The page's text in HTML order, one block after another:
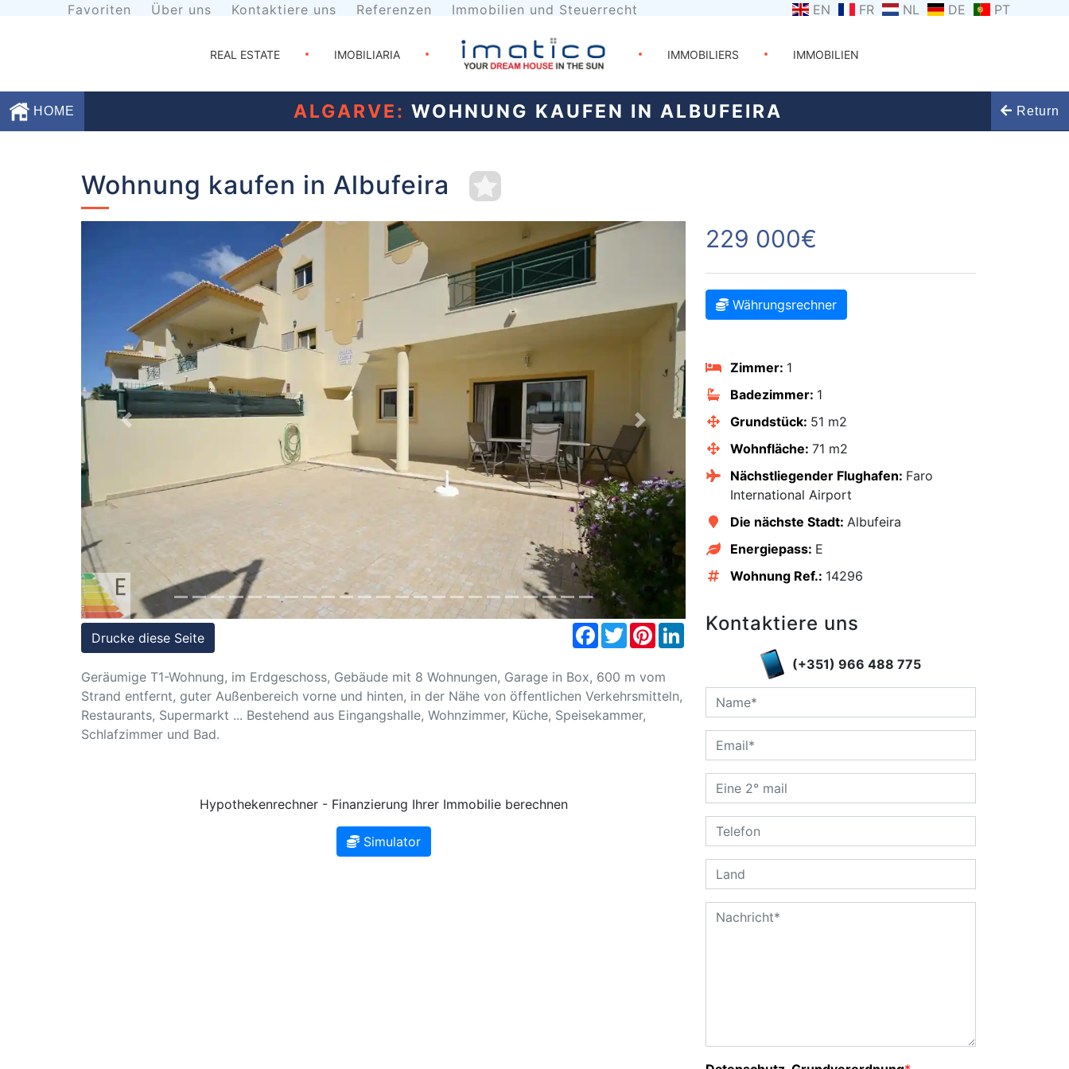
Favoriten Über uns Kontaktiere uns Referenzen Immobilien und Steuerrecht EN FR NL DE PT
REAL ESTATE IMOBILIARIA IMMOBILIERS IMMOBILIEN
HOME ALGARVE: WOHNUNG KAUFEN IN ALBUFEIRA Return
Geschäftsbedingungen
Immobilien
Steuerrecht
Wohnung kaufen in Albufeira
Previous Next
Drucke diese Seite
Facebook
TwitterPinterestLinkedIn
Geräumige T1-Wohnung, im Erdgeschoss, Gebäude mit 8 Wohnungen, Garage in Box, 600 m vom
Strand entfernt, guter Außenbereich vorne und hinten, in der Nähe von öffentlichen Verkehrsmitteln,
Restaurants, Supermarkt ... Bestehend aus Eingangshalle, Wohnzimmer, Küche, Speisekammer,
Schlafzimmer und Bad.
Hypothekenrechner - Finanzierung Ihrer Immobilie berechnen
Simulator
229 000€
Währungsrechner
Zimmer: 1
Badezimmer: 1
Grundstück: 51 m2
Wohnfläche: 71 m2
Nächstliegender Flughafen: Faro
International Airport
Die nächste Stadt: Albufeira
Energiepass: E
Wohnung Ref.: 14296
Kontaktiere uns
(+351) 966 488 775